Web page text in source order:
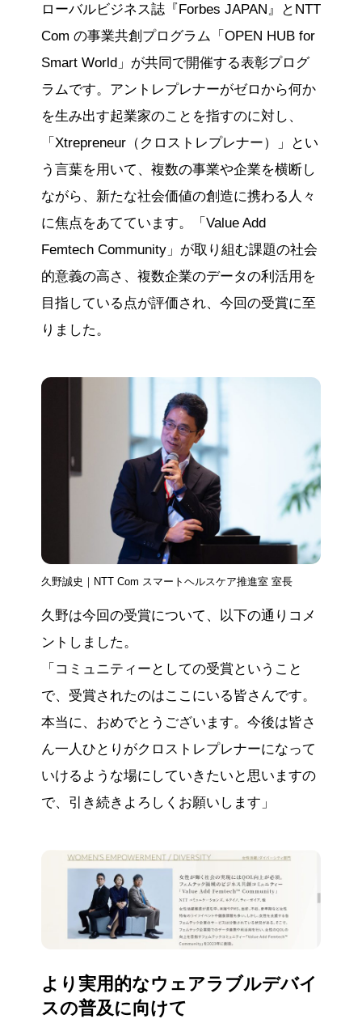
ローバルビジネス誌『Forbes JAPAN』とNTT
Com の事業共創プログラム「OPEN HUB for
Smart World」が共同で開催する表彰プログ
ラムです。アントレプレナーがゼロから何か
を生み出す起業家のことを指すのに対し、
「Xtrepreneur（クロストレプレナー）」とい
う言葉を用いて、複数の事業や企業を横断し
ながら、新たな社会価値の創造に携わる人々
に焦点をあてています。「Value Add
Femtech Community」が取り組む課題の社会
的意義の高さ、複数企業のデータの利活用を
目指している点が評価され、今回の受賞に至
りました。
久野誠史｜NTT Com スマートヘルスケア推進室 室長
久野は今回の受賞について、以下の通りコメ
ントしました。
「コミュニティーとしての受賞ということ
で、受賞されたのはここにいる皆さんです。
本当に、おめでとうございます。今後は皆さ
ん一人ひとりがクロストレプレナーになって
いけるような場にしていきたいと思いますの
で、引き続きよろしくお願いします」
より実用的なウェアラブルデバイ
スの普及に向けて